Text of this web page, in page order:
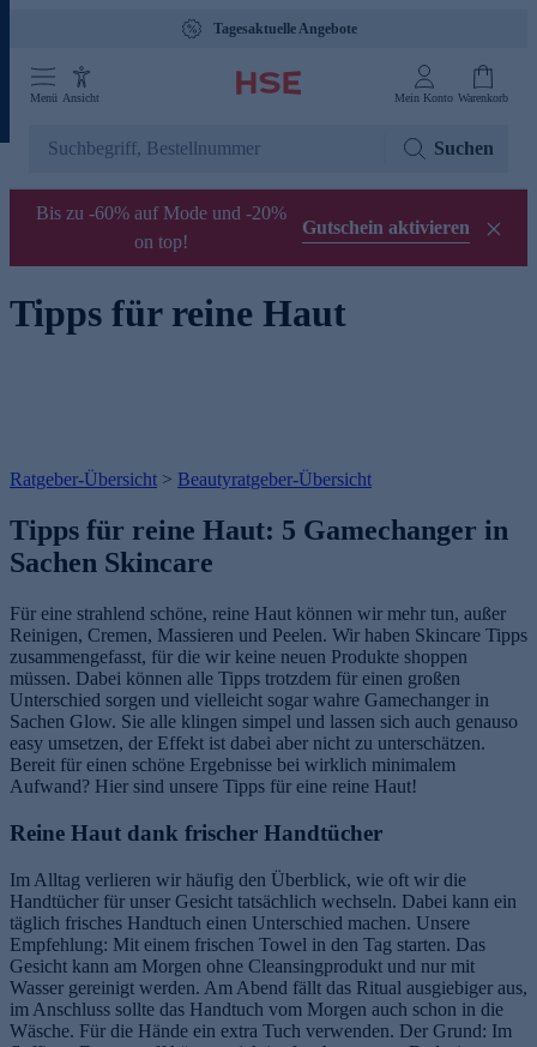
Tagesaktuelle Angebote
Menü Ansicht Mein Konto Warenkorb
Suchen
Bis zu -60% auf Mode und -20%
on top!
Gutschein aktivieren
Tipps für reine Haut
Ratgeber-Übersicht > Beautyratgeber-Übersicht
Tipps für reine Haut: 5 Gamechanger in
Sachen Skincare
Für eine strahlend schöne, reine Haut können wir mehr tun, außer
Reinigen, Cremen, Massieren und Peelen. Wir haben Skincare Tipps
zusammengefasst, für die wir keine neuen Produkte shoppen
müssen. Dabei können alle Tipps trotzdem für einen großen
Unterschied sorgen und vielleicht sogar wahre Gamechanger in
Sachen Glow. Sie alle klingen simpel und lassen sich auch genauso
easy umsetzen, der Effekt ist dabei aber nicht zu unterschätzen.
Bereit für einen schöne Ergebnisse bei wirklich minimalem
Aufwand? Hier sind unsere Tipps für eine reine Haut!
Reine Haut dank frischer Handtücher
Im Alltag verlieren wir häufig den Überblick, wie oft wir die
Handtücher für unser Gesicht tatsächlich wechseln. Dabei kann ein
täglich frisches Handtuch einen Unterschied machen. Unsere
Empfehlung: Mit einem frischen Towel in den Tag starten. Das
Gesicht kann am Morgen ohne Cleansingprodukt und nur mit
Wasser gereinigt werden. Am Abend fällt das Ritual ausgiebiger aus,
im Anschluss sollte das Handtuch vom Morgen auch schon in die
Wäsche. Für die Hände ein extra Tuch verwenden. Der Grund: Im